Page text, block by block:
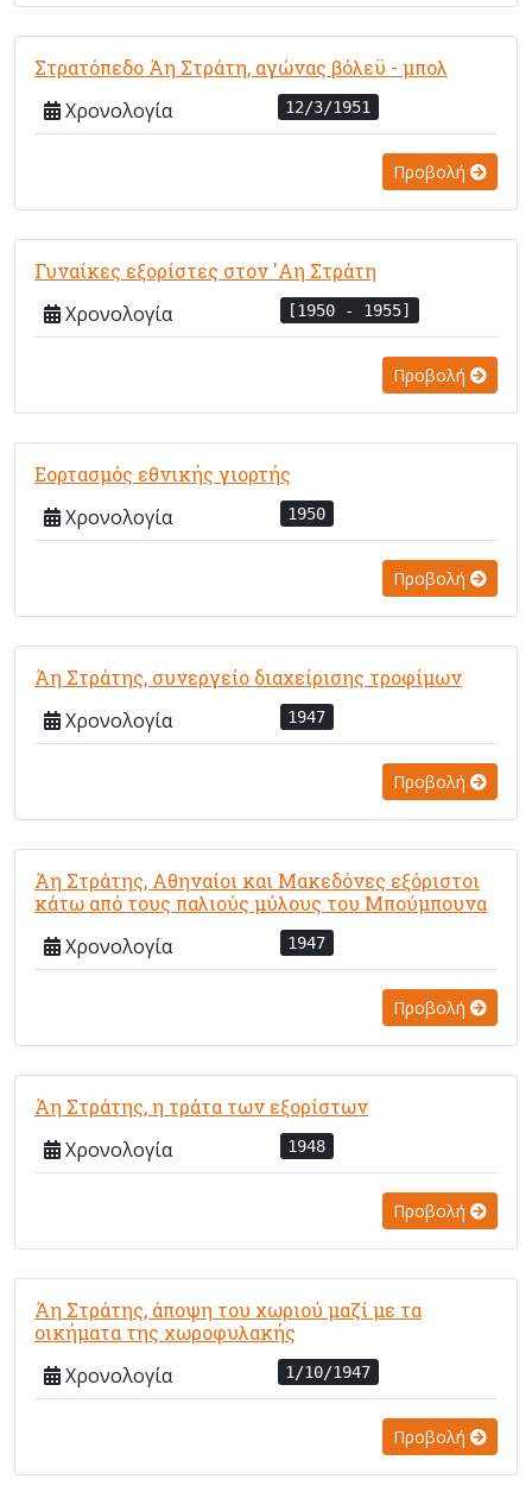
Στρατόπεδο Άη Στράτη, αγώνας βόλεϋ - μπολ
Χρονολογία 12/3/1951
Προβολή
Γυναίκες εξορίστες στον 'Αη Στράτη
Χρονολογία [1950 - 1955]
Προβολή
Εορτασμός εθνικής γιορτής
Χρονολογία 1950
Προβολή
Άη Στράτης, συνεργείο διαχείρισης τροφίμων
Χρονολογία 1947
Προβολή
Άη Στράτης, Αθηναίοι και Μακεδόνες εξόριστοι
κάτω από τους παλιούς μύλους του Μπούμπουνα
Χρονολογία 1947
Προβολή
Άη Στράτης, η τράτα των εξορίστων
Χρονολογία 1948
Προβολή
Άη Στράτης, άποψη του χωριού μαζί με τα
οικήματα της χωροφυλακής
Χρονολογία 1/10/1947
Προβολή